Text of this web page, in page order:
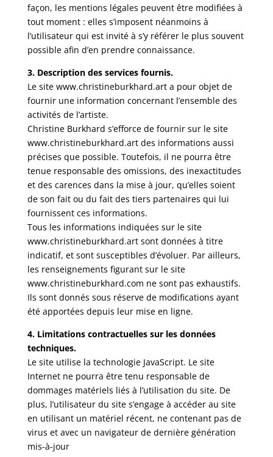
façon, les mentions légales peuvent être modifiées à
tout moment : elles s’imposent néanmoins à
l’utilisateur qui est invité à s’y référer le plus souvent
possible afin d’en prendre connaissance.
3. Description des services fournis.
Le site www.christineburkhard.art a pour objet de
fournir une information concernant l’ensemble des
activités de l’artiste.
Christine Burkhard s’efforce de fournir sur le site
www.christineburkhard.art des informations aussi
précises que possible. Toutefois, il ne pourra être
tenue responsable des omissions, des inexactitudes
et des carences dans la mise à jour, qu’elles soient
de son fait ou du fait des tiers partenaires qui lui
fournissent ces informations.
Tous les informations indiquées sur le site
www.christineburkhard.art sont données à titre
indicatif, et sont susceptibles d’évoluer. Par ailleurs,
les renseignements figurant sur le site
www.christineburkhard.com ne sont pas exhaustifs.
Ils sont donnés sous réserve de modifications ayant
été apportées depuis leur mise en ligne.
4. Limitations contractuelles sur les données
techniques.
Le site utilise la technologie JavaScript. Le site
Internet ne pourra être tenu responsable de
dommages matériels liés à l’utilisation du site. De
plus, l’utilisateur du site s’engage à accéder au site
en utilisant un matériel récent, ne contenant pas de
virus et avec un navigateur de dernière génération
mis-à-jour